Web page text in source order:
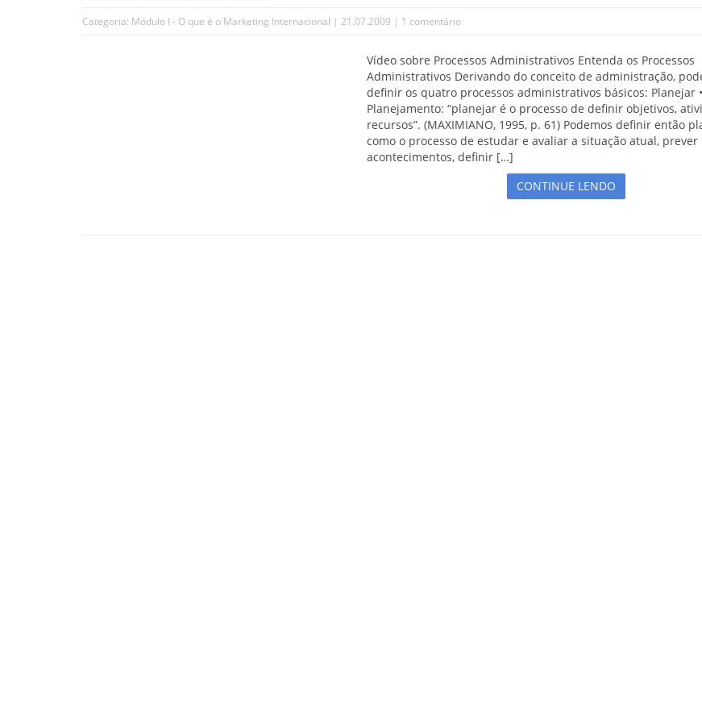
Categoria: Módulo I - O que é o Marketing Internacional | 21.07.2009 | 1 comentário
Vídeo sobre Processos Administrativos Entenda os Processos
Administrativos Derivando do conceito de administração,
definir os quatro processos administrativos básicos: Planejar •
Planejamento: “planejar é o processo de definir objetivos,
recursos”. (MAXIMIANO, 1995, p. 61) Podemos definir então
como o processo de estudar e avaliar a situação atual, prever
acontecimentos, definir […]
CONTINUE LENDO